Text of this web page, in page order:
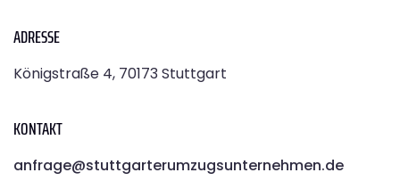
ADRESSE
Königstraße 4, 70173 Stuttgart
KONTAKT
anfrage@stuttgarterumzugsunternehmen.de